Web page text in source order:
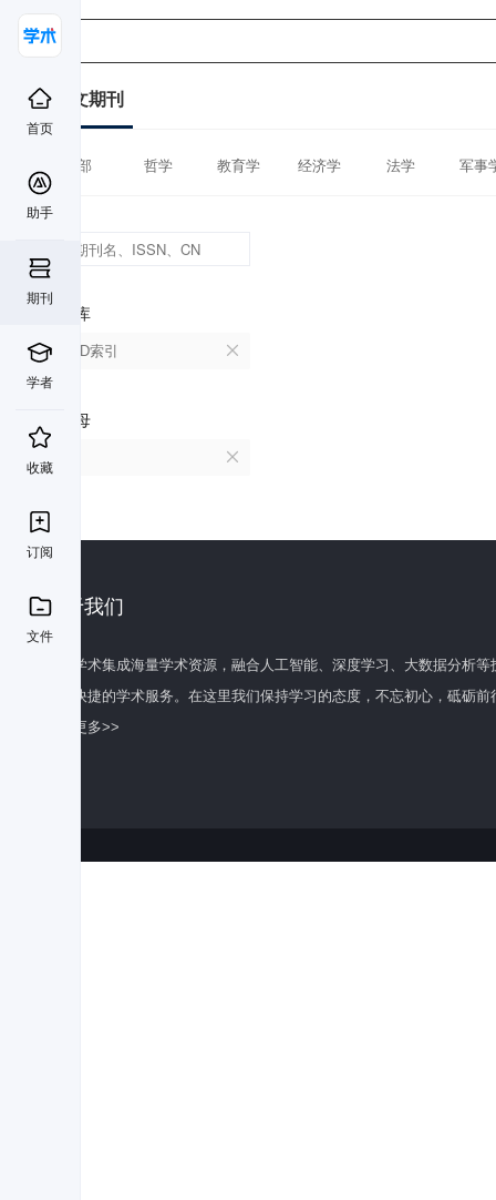
首页
助手
期刊
学者
收藏
订阅
文件
中文期刊
全部 哲学 教育学 经济学 法学 军事
数据库
CSCD索引
首字母
关于我们
百度学术集成海量学术资源，融合人工智能、深度学习、大数据分析
全面快捷的学术服务。在这里我们保持学习的态度，不忘初心，砥砺前
了解更多>>